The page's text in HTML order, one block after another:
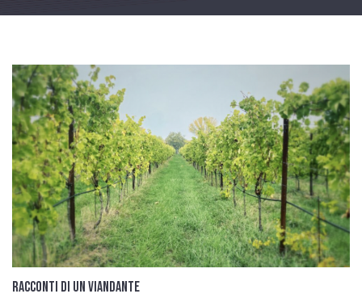
Racconti di un Viandante